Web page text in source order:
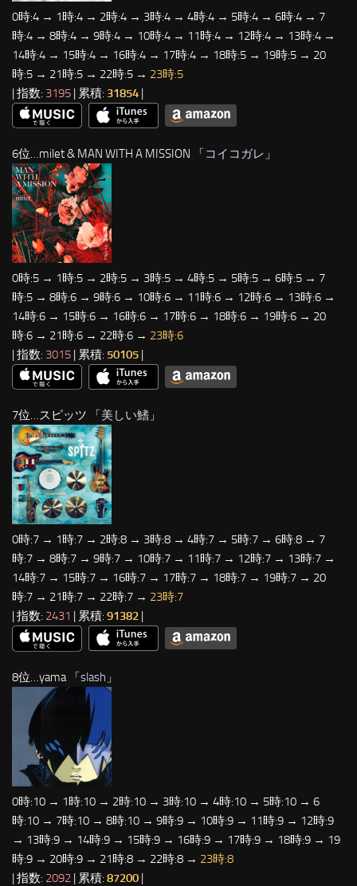
0時:4 → 1時:4 → 2時:4 → 3時:4 → 4時:4 → 5時:4 → 6時:4 → 7
時:4 → 8時:4 → 9時:4 → 10時:4 → 11時:4 → 12時:4 → 13時:4 →
14時:4 → 15時:4 → 16時:4 → 17時:4 → 18時:5 → 19時:5 → 20
時:5 → 21時:5 → 22時:5 → 23時:5
| 指数: 3195 | 累積: 31854 |
6位…milet & MAN WITH A MISSION 「コイコガレ 」
0時:5 → 1時:5 → 2時:5 → 3時:5 → 4時:5 → 5時:5 → 6時:5 → 7
時:5 → 8時:6 → 9時:6 → 10時:6 → 11時:6 → 12時:6 → 13時:6 →
14時:6 → 15時:6 → 16時:6 → 17時:6 → 18時:6 → 19時:6 → 20
時:6 → 21時:6 → 22時:6 → 23時:6
| 指数: 3015 | 累積: 50105 |
7位…スピッツ 「 美しい鰭 」
0時:7 → 1時:7 → 2時:8 → 3時:8 → 4時:7 → 5時:7 → 6時:8 → 7
時:7 → 8時:7 → 9時:7 → 10時:7 → 11時:7 → 12時:7 → 13時:7 →
14時:7 → 15時:7 → 16時:7 → 17時:7 → 18時:7 → 19時:7 → 20
時:7 → 21時:7 → 22時:7 → 23時:7
| 指数: 2431 | 累積: 91382
8位…yama 「slash 」
0時:10 → 1時:10 → 2時:10 → 3時:10 → 4時:10 → 5時:10 → 6
時:10 → 7時:10 → 8時:10 → 9時:9 → 10時:9 → 11時:9 → 12時:9
→ 13時:9 → 14時:9 → 15時:9 → 16時:9 → 17時:9 → 18時:9 → 19
時:9 → 20時:9 → 21時:8 → 22時:8 → 23時:8
| 指数: 2092 | 累積: 87200 |